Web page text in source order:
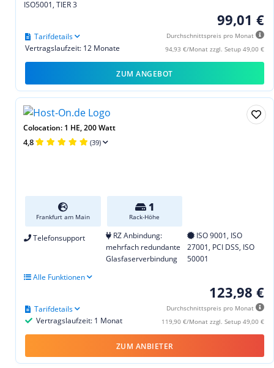
ISO5001, TIER 3
99,01 €
Durchschnittspreis pro Monat
94,93 €/Monat zzgl. Setup 49,00 €
Vertragslaufzeit: 12 Monate
Tarifdetails
ZUM ANGEBOT
Colocation: 1 HE, 200 Watt
4,8 (39)
Frankfurt am Main
1
Rack-Höhe
Telefonsupport
RZ Anbindung:
mehrfach redundante
Glasfaserverbindung
ISO 9001, ISO
27001, PCI DSS, ISO
50001
Alle Funktionen
123,98 €
Durchschnittspreis pro Monat
119,90 €/Monat zzgl. Setup 49,00 €
Vertragslaufzeit: 1 Monat
Tarifdetails
ZUM ANBIETER